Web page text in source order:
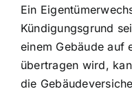
Ein
Kündigungsgrund
einem Gebäude auf
übertragen wird,
die